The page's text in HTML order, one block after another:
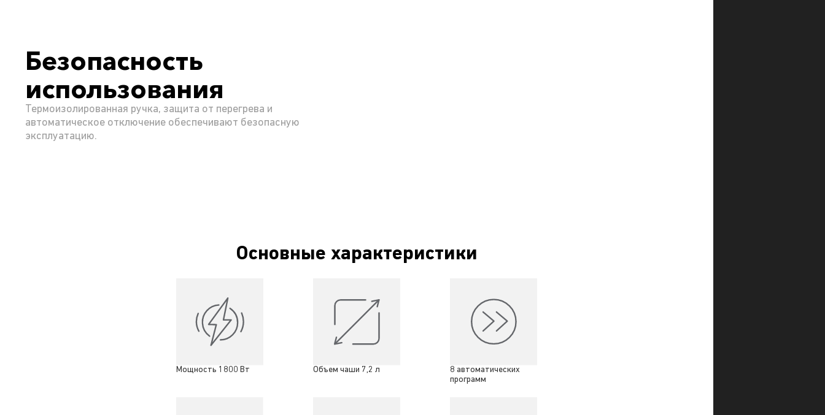
Безопасность
использования
Термоизолированная ручка, защита от перегрева и
автоматическое отключение обеспечивают безопасную
эксплуатацию.
Основные характеристики
Мощность 1800 Вт Объем чаши 7,2 л
8 автоматических
программ